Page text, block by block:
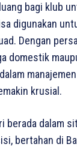
bagi klub
digunakan
Dengan
domestik
krusial.
berada dalam
bertahan di